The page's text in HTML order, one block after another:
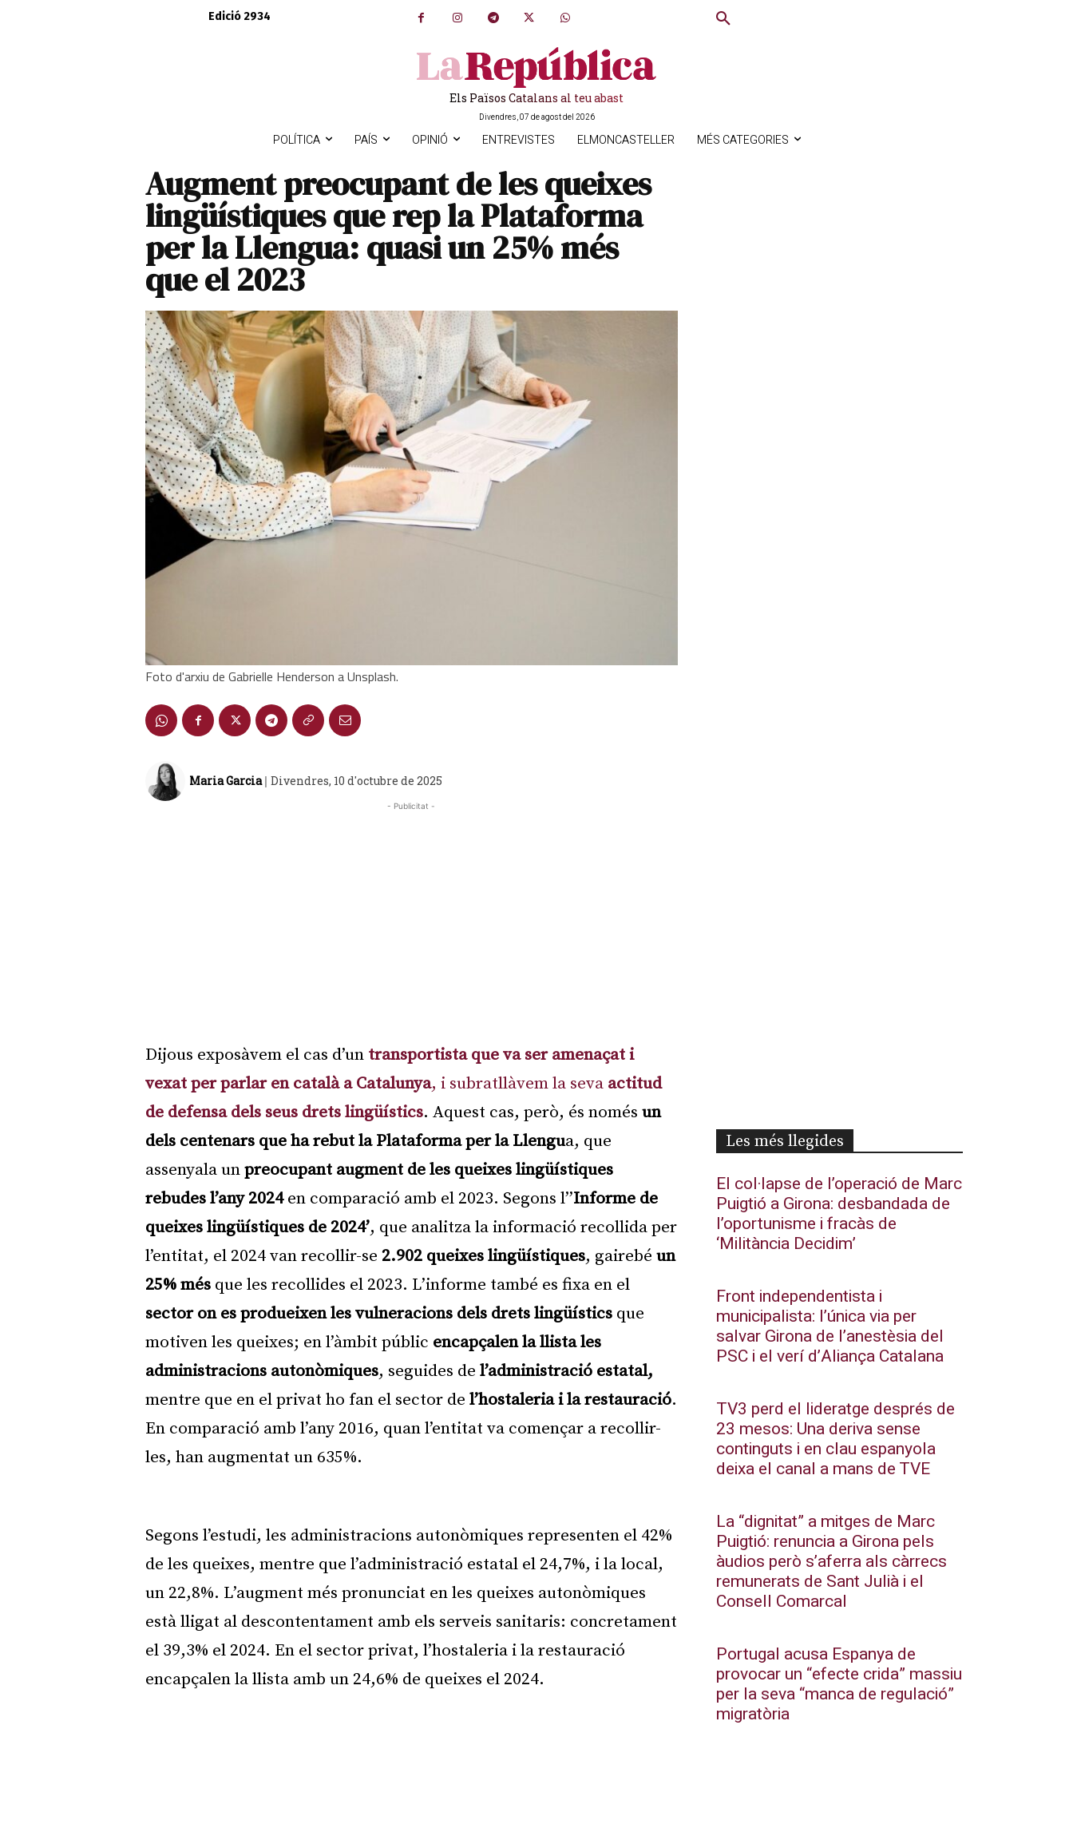
Edició 2934
Els Països Catalans al teu abast
Divendres, 07 de agost del 2026
POLÍTICA PAÍS OPINIÓ ENTREVISTES ELMONCASTELLER MÉS CATEGORIES
Augment preocupant de les queixes
lingüístiques que rep la Plataforma
per la Llengua: quasi un 25% més
que el 2023
Foto d'arxiu de Gabrielle Henderson a Unsplash.
Maria Garcia | Divendres, 10 d'octubre de 2025
- Publicitat -
Dijous exposàvem el cas d’un transportista que va ser amenaçat i
vexat per parlar en català a Catalunya, i subratllàvem la seva actitud
de defensa dels seus drets lingüístics. Aquest cas, però, és només un
dels centenars que ha rebut la Plataforma per la Llengua, que
assenyala unpreocupant augment de les queixes lingüístiques
rebudes l’any 2024en comparació amb el 2023. Segons l’’Informe de
queixes lingüístiques de 2024’, que analitza la informació recollida per
l’entitat, el 2024 van recollir-se 2.902 queixes lingüístiques, gairebé un
25% més que les recollides el 2023. L’informe també es fixa en el
sector on es produeixen les vulneracions dels drets lingüístics que
motiven les queixes; en l’àmbit públic encapçalen la llista les
administracions autonòmiques, seguides de l’administració estatal,
mentre que en el privat ho fan el sector de l’hostaleria i la restauració.
En comparació amb l’any 2016, quan l’entitat va començar a recollir-
les, han augmentat un 635%.
Segons l’estudi, les administracions autonòmiques representen el 42%
de les queixes, mentre que l’administració estatal el 24,7%, i la local,
un 22,8%. L’augment més pronunciat en les queixes autonòmiques
està lligat al descontentament amb els serveis sanitaris: concretament
el 39,3% el 2024. En el sector privat, l’hostaleria i la restauració
encapçalen la llista amb un 24,6% de queixes el 2024.
Les més llegides
El col·lapse de l’operació de Marc
Puigtió a Girona: desbandada de
l’oportunisme i fracàs de
‘Militància Decidim’
Front independentista i
municipalista: l’única via per
salvar Girona de l’anestèsia del
PSC i el verí d’Aliança Catalana
TV3 perd el lideratge després de
23 mesos: Una deriva sense
continguts i en clau espanyola
deixa el canal a mans de TVE
La “dignitat” a mitges de Marc
Puigtió: renuncia a Girona pels
àudios però s’aferra als càrrecs
remunerats de Sant Julià i el
Consell Comarcal
Portugal acusa Espanya de
provocar un “efecte crida” massiu
per la seva “manca de regulació”
migratòria